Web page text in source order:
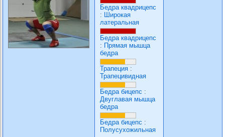
Бедра квадрицепс
: Широкая
латеральная
Бедра квадрицепс
: Прямая мышца
бедра
Трапеция :
Трапецивидная
Бедра бицепс :
Двуглавая мышца
бедра
Бедра бицепс :
Полусухожильная